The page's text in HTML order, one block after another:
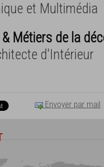
et Multimédia
Métiers de la
d'Intérieur
Envoyer par mail